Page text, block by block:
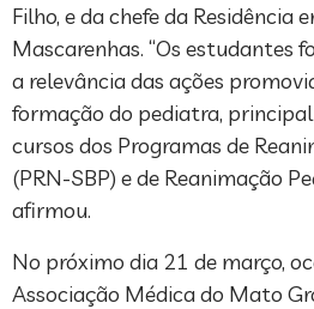
Filho, e da chefe da Residência
Mascarenhas. “Os estudantes
a relevância das ações
formação do pediatra,
cursos dos Programas de
(PRN-SBP) e de Reanimação
afirmou.
No próximo dia 21 de março,
Associação Médica do Mato